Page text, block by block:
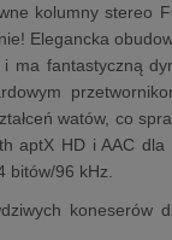
kolumny stereo
Elegancka
ma fantastyczną
watów, co
aptX HD i AAC
bitów/96 kHz.
koneserów